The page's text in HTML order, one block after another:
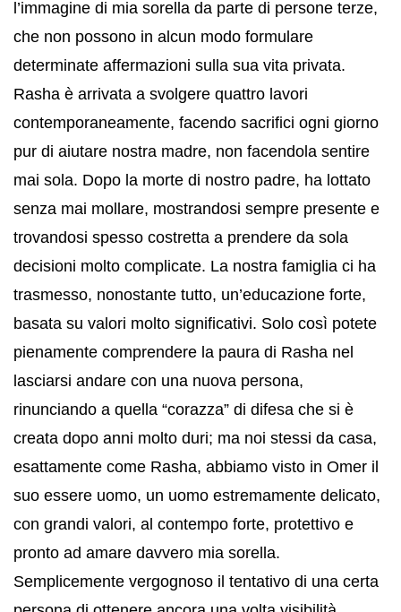
l’immagine di mia sorella da parte di persone terze,
che non possono in alcun modo formulare
determinate affermazioni sulla sua vita privata.
Rasha è arrivata a svolgere quattro lavori
contemporaneamente, facendo sacrifici ogni giorno
pur di aiutare nostra madre, non facendola sentire
mai sola. Dopo la morte di nostro padre, ha lottato
senza mai mollare, mostrandosi sempre presente e
trovandosi spesso costretta a prendere da sola
decisioni molto complicate. La nostra famiglia ci ha
trasmesso, nonostante tutto, un’educazione forte,
basata su valori molto significativi. Solo così potete
pienamente comprendere la paura di Rasha nel
lasciarsi andare con una nuova persona,
rinunciando a quella “corazza” di difesa che si è
creata dopo anni molto duri; ma noi stessi da casa,
esattamente come Rasha, abbiamo visto in Omer il
suo essere uomo, un uomo estremamente delicato,
con grandi valori, al contempo forte, protettivo e
pronto ad amare davvero mia sorella.
Semplicemente vergognoso il tentativo di una certa